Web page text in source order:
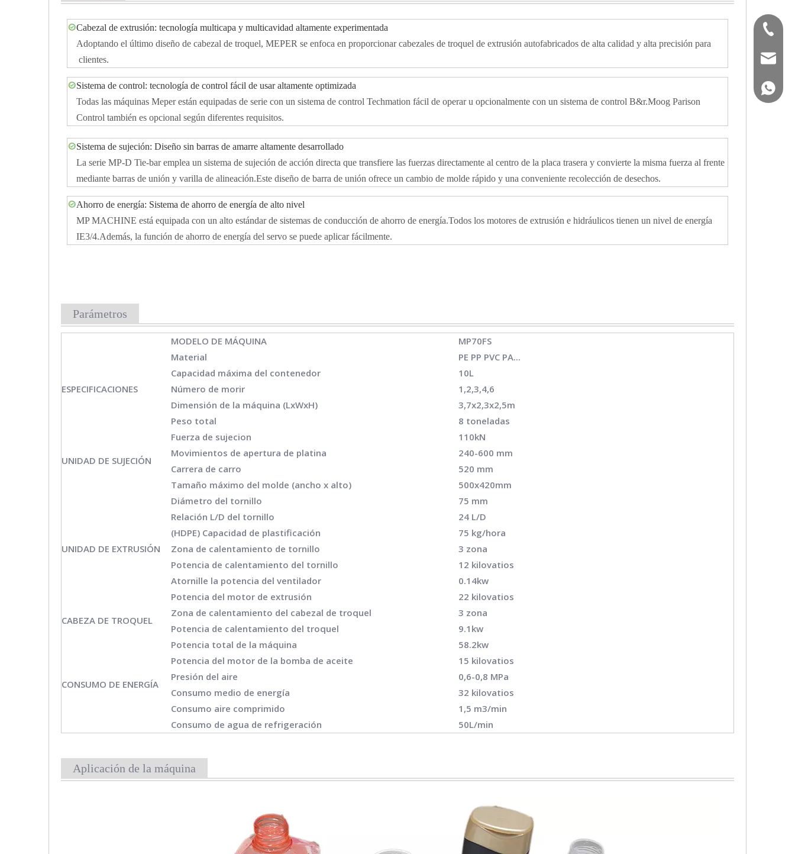
Cabezal de extrusión: tecnología multicapa y multicavidad altamente experimentada
Adoptando el último diseño de cabezal de troquel, MEPER se enfoca en proporcionar cabezales de troquel de extrusión autofabricados de alta calidad y alta precisión para
clientes.
Sistema de control: tecnología de control fácil de usar altamente optimizada
Todas las máquinas Meper están equipadas de serie con un sistema de control Techmation fácil de operar u opcionalmente con un sistema de control B&r.Moog Parison
Control también es opcional según diferentes requisitos.
Sistema de sujeción: Diseño sin barras de amarre altamente desarrollado
La serie MP-D Tie-bar emplea un sistema de sujeción de acción directa que transfiere las fuerzas directamente al centro de la placa trasera y convierte la misma fuerza al frente
mediante barras de unión y varilla de alineación.Este diseño de barra de unión ofrece un cambio de molde rápido y una conveniente recolección de desechos.
Ahorro de energía: Sistema de ahorro de energía de alto nivel
MP MACHINE está equipada con un alto estándar de sistemas de conducción de ahorro de energía.Todos los motores de extrusión e hidráulicos tienen un nivel de energía
IE3/4.Además, la función de ahorro de energía del servo se puede aplicar fácilmente.
Parámetros
MODELO DE MÁQUINA MP70FS
ESPECIFICACIONES
Material
PE PP PVC PA...
Capacidad máxima del contenedor
10L
Número de morir
1,2,3,4,6
Dimensión de la máquina (LxWxH)
3,7x2,3x2,5m
Peso total
8 toneladas
UNIDAD DE SUJECIÓN
Fuerza de sujecion
110kN
Movimientos de apertura de platina
240-600 mm
Carrera de carro
520 mm
Tamaño máximo del molde (ancho x alto)
500x420mm
UNIDAD DE EXTRUSIÓN
Diámetro del tornillo
75 mm
Relación L/D del tornillo
24 L/D
(HDPE) Capacidad de plastificación
75 kg/hora
Zona de calentamiento de tornillo
3 zona
Potencia de calentamiento del tornillo
12 kilovatios
Atornille la potencia del ventilador
0.14kw
Potencia del motor de extrusión
22 kilovatios
CABEZA DE TROQUEL
Zona de calentamiento del cabezal de troquel
3 zona
Potencia de calentamiento del troquel
9.1kw
CONSUMO DE ENERGÍA
Potencia total de la máquina
58.2kw
Potencia del motor de la bomba de aceite
15 kilovatios
Presión del aire
0,6-0,8 MPa
Consumo medio de energía
32 kilovatios
Consumo aire comprimido
1,5 m3/min
Consumo de agua de refrigeración
50L/min
Aplicación de la máquina
(+86) -
(+86) -